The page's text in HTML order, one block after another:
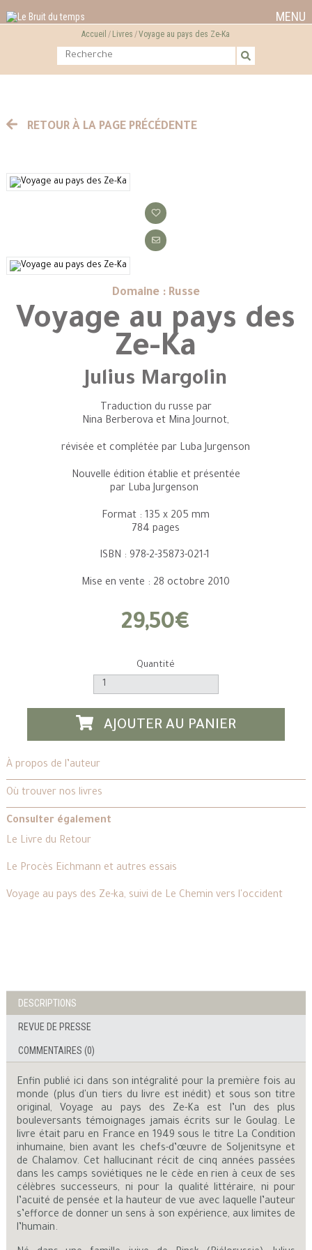
MENU
Accueil Livres Voyage au pays des Ze-Ka
RETOUR À LA PAGE PRÉCÉDENTE
Domaine : Russe
Voyage au pays des
Ze-Ka
Julius Margolin
Traduction du russe par
Nina Berberova et Mina Journot,
révisée et complétée par Luba Jurgenson
Nouvelle édition établie et présentée
par Luba Jurgenson
Format : 135 x 205 mm
784 pages
ISBN : 978-2-35873-021-1
Mise en vente : 28 octobre 2010
29,50€
Quantité
AJOUTER AU PANIER
À propos de l’auteur
Où trouver nos livres
Consulter également
Le Livre du Retour
Le Procès Eichmann et autres essais
Voyage au pays des Ze-ka, suivi de Le Chemin vers l'occident
DESCRIPTIONS
REVUE DE PRESSE
COMMENTAIRES (0)
Enfin publié ici dans son intégralité pour la première fois au
monde (plus d'un tiers du livre est inédit) et sous son titre
original, Voyage au pays des Ze-Ka est l’un des plus
bouleversants témoignages jamais écrits sur le Goulag. Le
livre était paru en France en 1949 sous le titre La Condition
inhumaine, bien avant les chefs-d’œuvre de Soljenitsyne et
de Chalamov. Cet hallucinant récit de cinq années passées
dans les camps soviétiques ne le cède en rien à ceux de ses
célèbres successeurs, ni pour la qualité littéraire, ni pour
l’acuité de pensée et la hauteur de vue avec laquelle l’auteur
s’efforce de donner un sens à son expérience, aux limites de
l’humain.